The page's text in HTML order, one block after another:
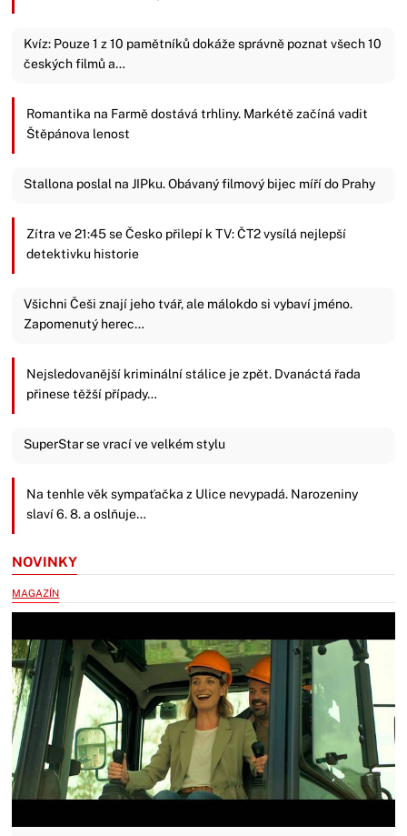
Kvíz: Pouze 1 z 10 pamětníků dokáže správně poznat všech 10
českých filmů a…
Romantika na Farmě dostává trhliny. Markétě začíná vadit
Štěpánova lenost
Stallona poslal na JIPku. Obávaný filmový bijec míří do Prahy
Zítra ve 21:45 se Česko přilepí k TV: ČT2 vysílá nejlepší
detektivku historie
Všichni Češi znají jeho tvář, ale málokdo si vybaví jméno.
Zapomenutý herec…
Nejsledovanější kriminální stálice je zpět. Dvanáctá řada
přinese těžší případy…
SuperStar se vrací ve velkém stylu
Na tenhle věk sympaťačka z Ulice nevypadá. Narozeniny
slaví 6. 8. a oslňuje…
NOVINKY
MAGAZÍN